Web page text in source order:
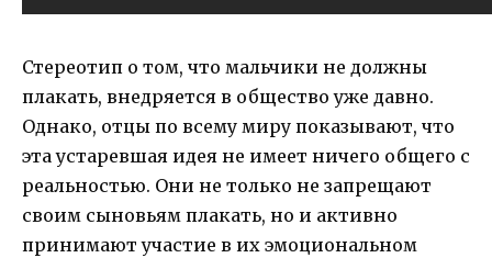
Стереотип о том, что мальчики не должны
плакать, внедряется в общество уже давно.
Однако, отцы по всему миру показывают, что
эта устаревшая идея не имеет ничего общего с
реальностью. Они не только не запрещают
своим сыновьям плакать, но и активно
принимают участие в их эмоциональном